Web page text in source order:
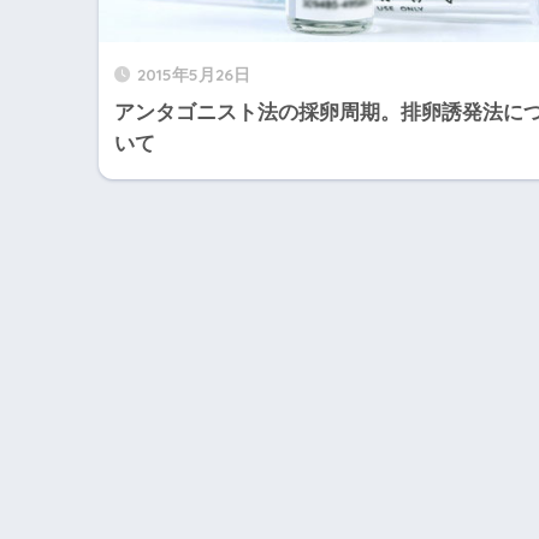
2015年5月26日
アンタゴニスト法の採卵周期。排卵誘発法に
いて